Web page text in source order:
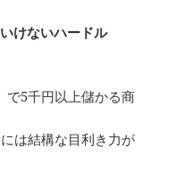
けないハードル
で5千円以上儲かる商
は結構な目利き力が